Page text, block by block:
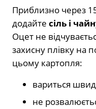
Приблизно через
додайте сіль і
Оцет не
захисну плівку на
цьому картопля:
вариться
не